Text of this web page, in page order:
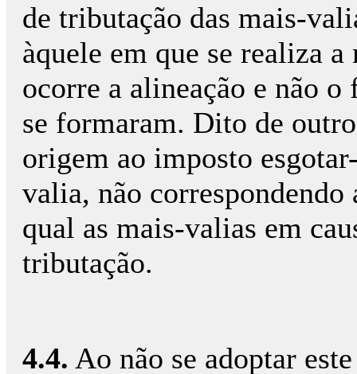
de tributação das mais-
àquele em que se realiza
ocorre a alineação e não
se formaram. Dito de
origem ao imposto
valia, não
qual as mais-valias em
tributação.
4.4. Ao não se adoptar